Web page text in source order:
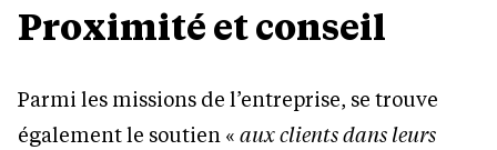
Proximité et conseil
Parmi les missions de l’entreprise, se trouve
également le soutien « auxclients dans leurs